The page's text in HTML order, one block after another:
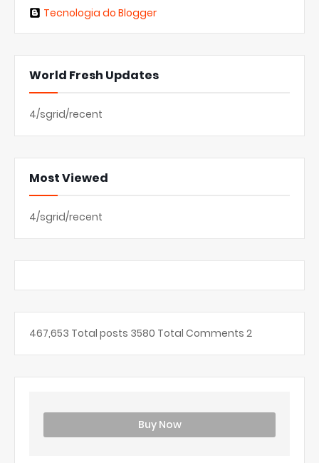
Tecnologia do Blogger
World Fresh Updates
4/sgrid/recent
Most Viewed
4/sgrid/recent
467,653 Total posts 3580 Total Comments 2
Buy Now